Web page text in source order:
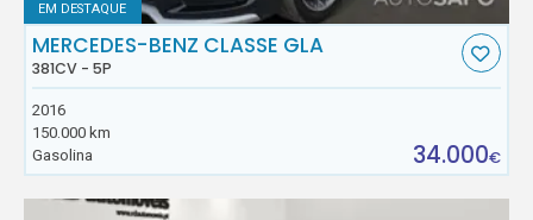
EM DESTAQUE
MERCEDES-BENZ CLASSE GLA
381CV - 5P
2016
150.000 km
Gasolina
34.000€